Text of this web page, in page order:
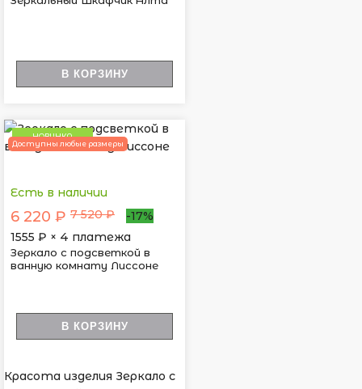
В КОРЗИНУ
НОВИНКА
Доступны любые размеры
Есть в наличии
6 220 ₽ 7 520 ₽
-17%
1555 ₽ × 4 платежа
Зеркало с подсветкой в
ванную комнату Лиссоне
В КОРЗИНУ
Красота изделия Зеркало с